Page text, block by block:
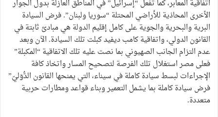
اتفاقية المعابر، كما تفعل “إسرائيل” في المناطق العازلة بدول الجوار
الأخرى المحاذية للأراضي المحتلة “سوريا ولبنان”. فرض السيادة
البرية والبحرية والجوية على كامل إقليم الدولة هي مبادئ ثابتة في
القانون الدولي، واتفاقية كامب ديفيد كبلت تلك السيادة. الآن وبعد
عدم التزام الجانب الصهيوني بما نصت عليه تلك الاتفاقية “المكبلة”
فعلى مصر استغلال تلك الفرصة لتصحيح المسار واتخاذ كافة
الإجراءات لبسط سيادة كاملة في سيناء، التي يمنحها القانون الدُّوَليّ”
فرض سيادة كاملة بما يشمل التعمير وبناء قواعد ومطارات حربية
متعددة.